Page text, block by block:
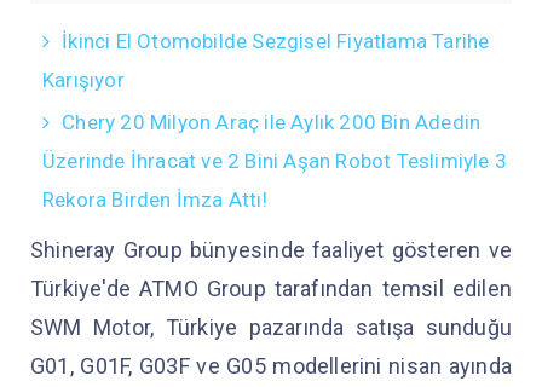
İkinci El Otomobilde Sezgisel Fiyatlama Tarihe
Karışıyor
Chery 20 Milyon Araç ile Aylık 200 Bin Adedin
Üzerinde İhracat ve 2 Bini Aşan Robot Teslimiyle 3
Rekora Birden İmza Attı!
Shineray Group bünyesinde faaliyet gösteren ve
Türkiye'de ATMO Group tarafından temsil edilen
SWM Motor, Türkiye pazarında satışa sunduğu
G01, G01F, G03F ve G05 modellerini nisan ayında